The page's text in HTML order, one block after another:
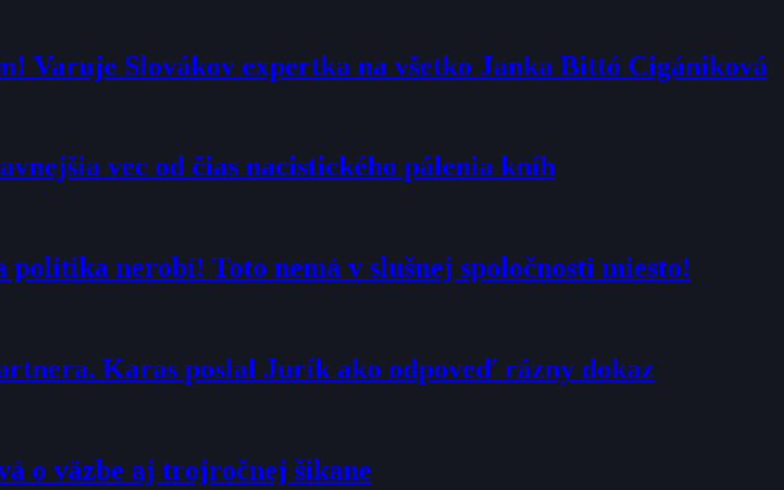
Varuje Slovákov expertka na všetko Janka Bittó Cigániková
vec od čias nacistického pálenia kníh
nerobí! Toto nemá v slušnej spoločnosti miesto!
Karas poslal Jurík ako odpoveď rázny dokaz
o väzbe aj trojročnej šikane